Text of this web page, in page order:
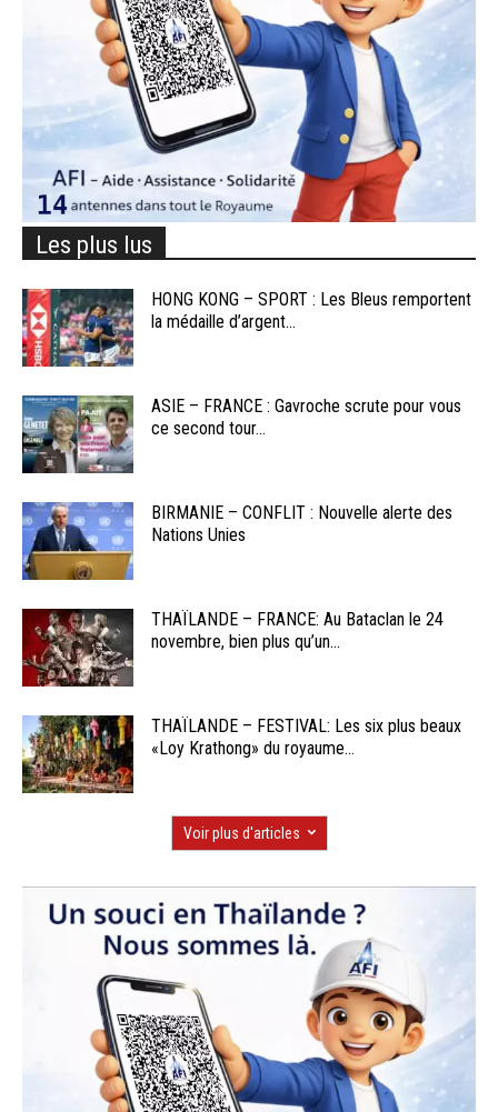
Les plus lus
HONG KONG – SPORT : Les Bleus remportent
la médaille d’argent...
ASIE – FRANCE : Gavroche scrute pour vous
ce second tour...
BIRMANIE – CONFLIT : Nouvelle alerte des
Nations Unies
THAÏLANDE – FRANCE: Au Bataclan le 24
novembre, bien plus qu’un...
THAÏLANDE – FESTIVAL: Les six plus beaux
«Loy Krathong» du royaume...
Voir plus d'articles